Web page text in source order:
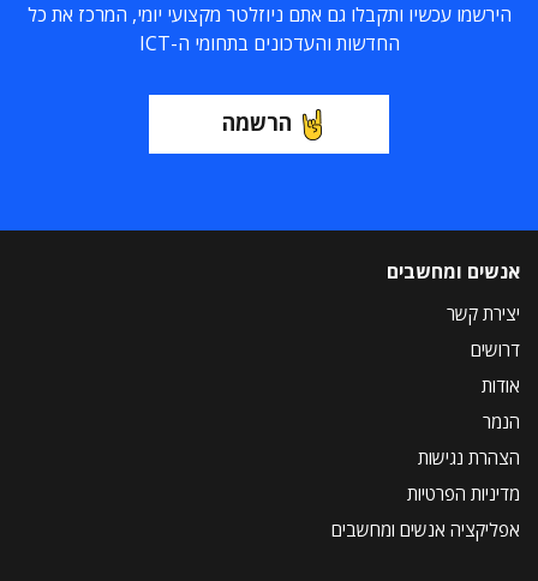
הירשמו עכשיו ותקבלו גם אתם ניוזלטר מקצועי יומי, המרכז את כל
החדשות והעדכונים בתחומי ה-ICT
הרשמה
אנשים ומחשבים
יצירת קשר
דרושים
אודות
הנמר
הצהרת נגישות
מדיניות הפרטיות
אפליקציה אנשים ומחשבים